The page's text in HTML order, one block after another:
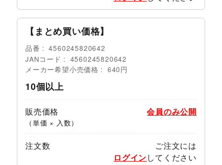
【まとめ買い価格】
品番
4560245820642
JANコード
4560245820642
メーカー希望小売価格
640円
10個以上
販売価格
（単価 × 入数）
会員のみ公開
注文数
ご注文には
ログインしてください